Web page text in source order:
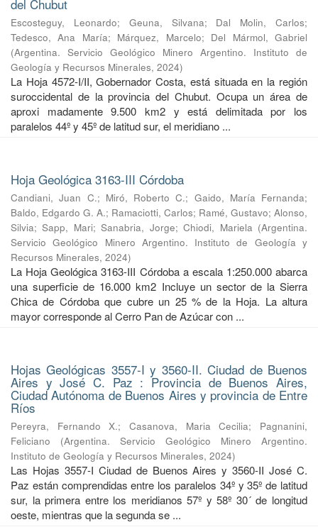
del Chubut
Escosteguy, Leonardo; Geuna, Silvana; Dal Molin, Carlos;
Tedesco, Ana María; Márquez, Marcelo; Del Mármol, Gabriel
(Argentina. Servicio Geológico Minero Argentino. Instituto de
Geología y Recursos Minerales, 2024)
La Hoja 4572-I/II, Gobernador Costa, está situada en la región
suroccidental de la provincia del Chubut. Ocupa un área de
aproxi madamente 9.500 km2 y está delimitada por los
paralelos 44º y 45º de latitud sur, el meridiano ...
Hoja Geológica 3163-III Córdoba
Candiani, Juan C.; Miró, Roberto C.; Gaido, María Fernanda;
Baldo, Edgardo G. A.; Ramaciotti, Carlos; Ramé, Gustavo; Alonso,
Silvia;Sapp, Mari;Sanabria, Jorge;Chiodi, Mariela (Argentina.
Servicio Geológico Minero Argentino. Instituto de Geología y
Recursos Minerales, 2024)
La Hoja Geológica 3163-III Córdoba a escala 1:250.000 abarca
una superficie de 16.000 km2 Incluye un sector de la Sierra
Chica de Córdoba que cubre un 25 % de la Hoja. La altura
mayor corresponde al Cerro Pan de Azúcar con ...
Hojas Geológicas 3557-I y 3560-II. Ciudad de Buenos
Aires y José C. Paz : Provincia de Buenos Aires,
Ciudad Autónoma de Buenos Aires y provincia de Entre
Ríos
Pereyra, Fernando X.;Casanova, Maria Cecilia; Pagnanini,
Feliciano
(Argentina. Servicio Geológico Minero Argentino.
Instituto de Geología y Recursos Minerales, 2024)
Las Hojas 3557-I Ciudad de Buenos Aires y 3560-II José C.
Paz están comprendidas entre los paralelos 34º y 35º de latitud
sur, la primera entre los meridianos 57º y 58º 30´ de longitud
oeste, mientras que la segunda se ...